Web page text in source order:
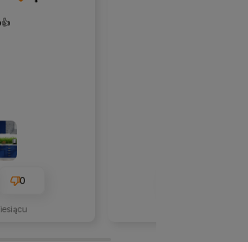
0